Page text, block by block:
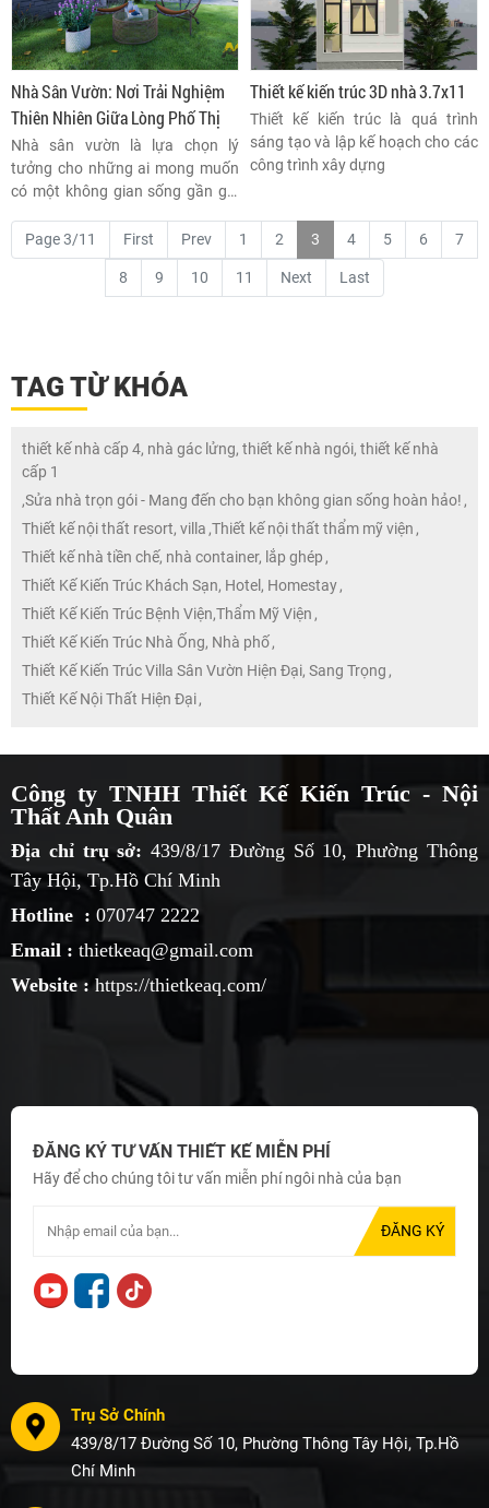
Nhà Sân Vườn: Nơi Trải Nghiệm
Thiên Nhiên Giữa Lòng Phố Thị
Nhà sân vườn là lựa chọn lý
tưởng cho những ai mong muốn
có một không gian sống gần gũi
trong lành.
Thiết kế kiến trúc 3D nhà 3.7x11
Thiết kế kiến trúc là quá trình
sáng tạo và lập kế hoạch cho các
công trình xây dựng
Page 3/11 First Prev 1 2 3 4 5 6 7
8 9 10 11 Next Last
TAG TỪ KHÓA
thiết kế nhà cấp 4, nhà gác lửng, thiết kế nhà ngói, thiết kế nhà
cấp 1
,Sửa nhà trọn gói - Mang đến cho bạn không gian sống hoàn hảo! ,
Thiết kế nội thất resort, villa ,Thiết kế nội thất thẩm mỹ viện ,
Thiết kế nhà tiền chế, nhà container, lắp ghép ,
Thiết Kế Kiến Trúc Khách Sạn, Hotel, Homestay,
Thiết Kế Kiến Trúc Bệnh Viện,Thẩm Mỹ Viện ,
Thiết Kế Kiến Trúc Nhà Ống, Nhà phố,
Thiết Kế Kiến Trúc Villa Sân Vườn Hiện Đại, Sang Trọng ,
Thiết Kế Nội Thất Hiện Đại,
Công ty TNHH Thiết Kế Kiến Trúc - Nội
Thất Anh Quân
Địa chỉ trụ sở: 439/8/17 Đường Số 10, Phường Thông
Tây Hội, Tp.Hồ Chí Minh
Hotline : 070747 2222
Email : thietkeaq@gmail.com
Website :https://thietkeaq.com/
ĐĂNG KÝ TƯ VẤN THIẾT KẾ MIỄN PHÍ
Hãy để cho chúng tôi tư vấn miễn phí ngôi nhà của bạn
Trụ Sở Chính
439/8/17 Đường Số 10, Phường Thông Tây Hội, Tp.Hồ
Chí Minh